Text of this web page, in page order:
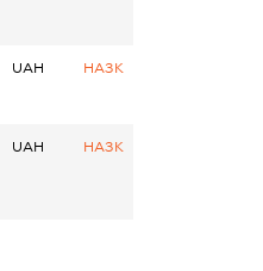
UAH НАЗК
UAH НАЗК